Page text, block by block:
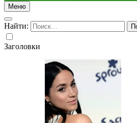
Меню
Найти:
Заголовки